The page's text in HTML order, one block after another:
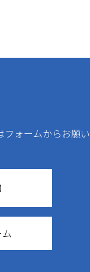
フォームからお願い